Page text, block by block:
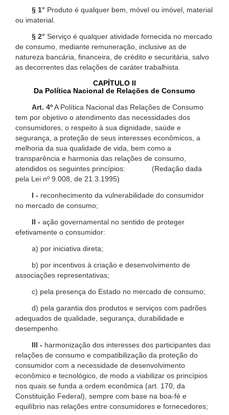
§ 1° Produto é qualquer bem, móvel ou imóvel, material
ou imaterial.
§ 2° Serviço é qualquer atividade fornecida no mercado
de consumo, mediante remuneração, inclusive as de
natureza bancária, financeira, de crédito e securitária, salvo
as decorrentes das relações de caráter trabalhista.
CAPÍTULO II
Da Política Nacional de Relações de Consumo
Art. 4ºA Política Nacional das Relações de Consumo
tem por objetivo o atendimento das necessidades dos
consumidores, o respeito à sua dignidade, saúde e
segurança, a proteção de seus interesses econômicos, a
melhoria da sua qualidade de vida, bem como a
transparência e harmonia das relações de consumo,
atendidos os seguintes princípios: (Redação dada
pela Lei nº 9.008, de 21.3.1995)
I - reconhecimento da vulnerabilidade do consumidor
no mercado de consumo;
II - ação governamental no sentido de proteger
efetivamente o consumidor:
a) por iniciativa direta;
b) por incentivos à criação e desenvolvimento de
associações representativas;
c) pela presença do Estado no mercado de consumo;
d) pela garantia dos produtos e serviços com padrões
adequados de qualidade, segurança, durabilidade e
desempenho.
III - harmonização dos interesses dos participantes das
relações de consumo e compatibilização da proteção do
consumidor com a necessidade de desenvolvimento
econômico e tecnológico, de modo a viabilizar os princípios
nos quais se funda a ordem econômica (art. 170, da
Constituição Federal), sempre com base na boa-fé e
equilíbrio nas relações entre consumidores e fornecedores;